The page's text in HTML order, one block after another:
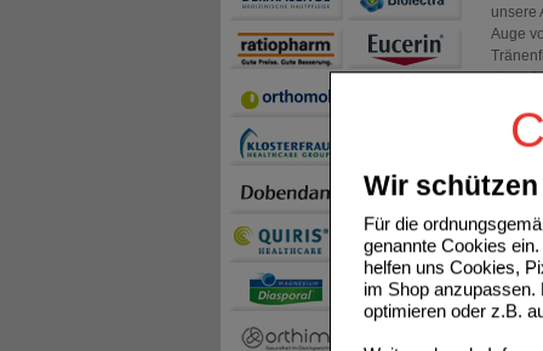
Wir
Für die
genannte Cookies
helfen uns Cookies,
im Shop anzupassen.
optimieren oder z.B.
unsere
Auge
einen
sind.
an
Die
mit
Dass